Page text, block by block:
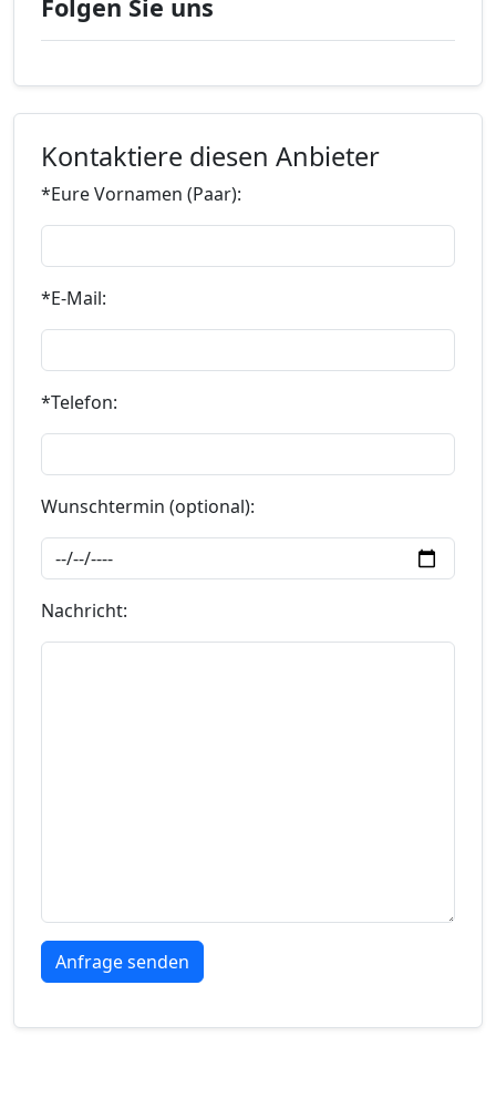
Folgen Sie uns
Kontaktiere diesen Anbieter
*Eure Vornamen (Paar):
*E-Mail:
*Telefon:
Wunschtermin (optional):
Nachricht: